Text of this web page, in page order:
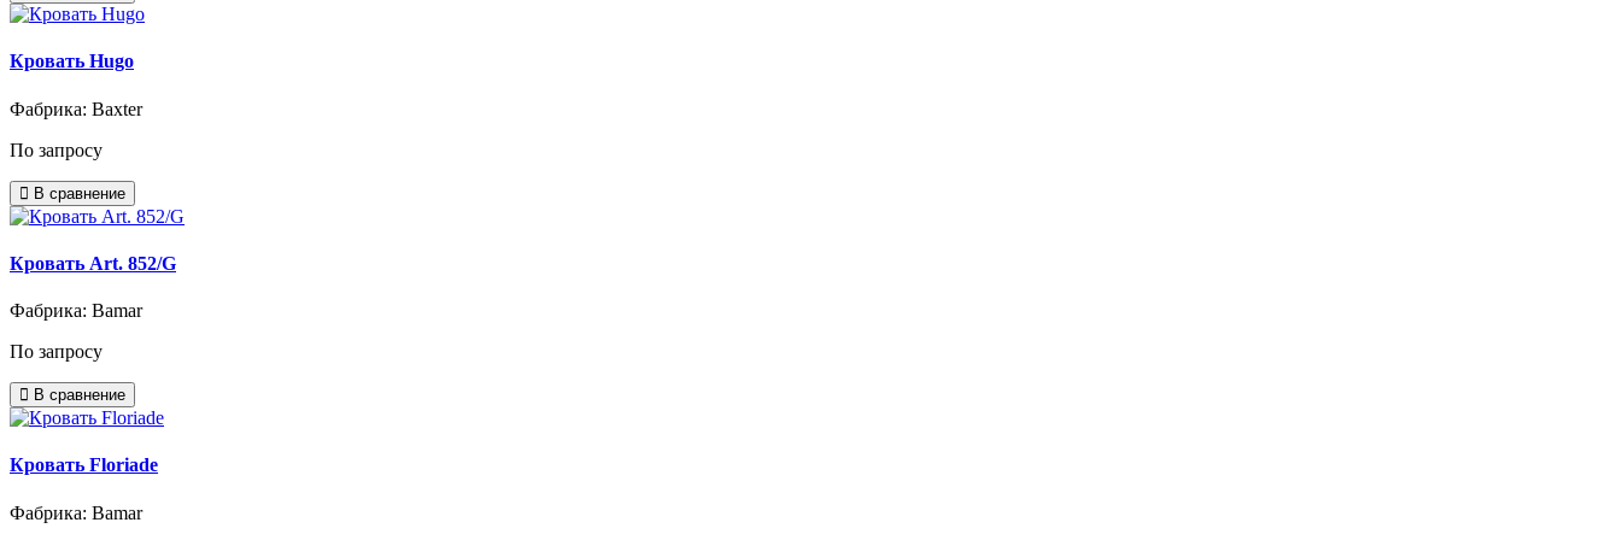
Кровать Hugo
Фабрика: Baxter
По запросу
В сравнение
Кровать Art. 852/G
Фабрика: Bamar
По запросу
В сравнение
Кровать Floriade
Фабрика: Bamar